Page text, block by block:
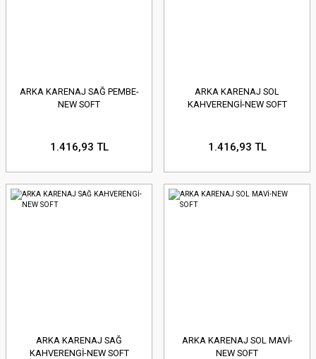
ARKA KARENAJ SAĞ PEMBE-
NEW SOFT
1.416,93 TL
ARKA KARENAJ SOL
KAHVERENGİ-NEW SOFT
1.416,93 TL
ARKA KARENAJ SAĞ
KAHVERENGİ-NEW SOFT
ARKA KARENAJ SOL MAVİ-
NEW SOFT